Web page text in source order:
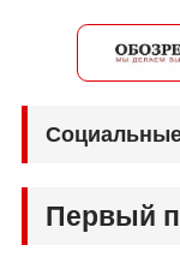
Первый